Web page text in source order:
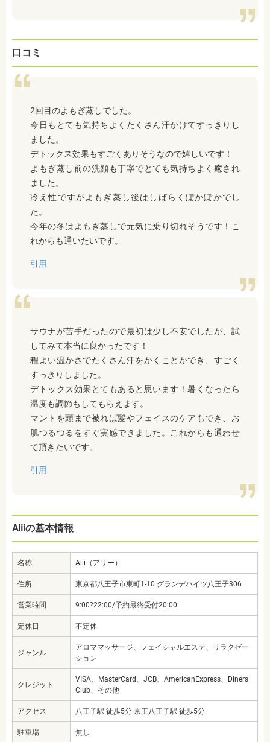
口コミ
2回目のよもぎ蒸しでした。
今日もとても気持ちよくたくさん汗かけてすっきりし
ました。
デトックス効果もすごくありそうなので嬉しいです！
よもぎ蒸し前の洗顔も丁寧でとても気持ちよく癒され
ました。
冷え性ですがよもぎ蒸し後はしばらくぽかぽかでし
た。
今年の冬はよもぎ蒸しで元気に乗り切れそうです！こ
れからも通いたいです。
引用
サウナが苦手だったので最初は少し不安でしたが、試
してみて本当に良かったです！
程よい温かさでたくさん汗をかくことができ、すごく
すっきりしました。
デトックス効果とてもあると思います！暑くなったら
温度も調節もしてもらえます。
マントを頭まで被れば髪やフェイスのケアもでき、お
肌つるつるをすぐ実感できました。これからも通わせ
て頂きたいです。
引用
Aliiの基本情報
名称 Alii（アリー）
住所 東京都八王子市東町1-10 グランデハイツ八王子306
営業時間 9:00?22:00/予約最終受付20:00
定休日 不定休
ジャンル
アロママッサージ、フェイシャルエステ、リラクゼー
ション
クレジット
VISA、MasterCard、JCB、AmericanExpress、Diners
Club、その他
アクセス 八王子駅 徒歩5分 京王八王子駅 徒歩5分
駐車場 無し